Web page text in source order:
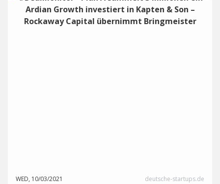
WED, 10/03/2021 deutsche-startups.de